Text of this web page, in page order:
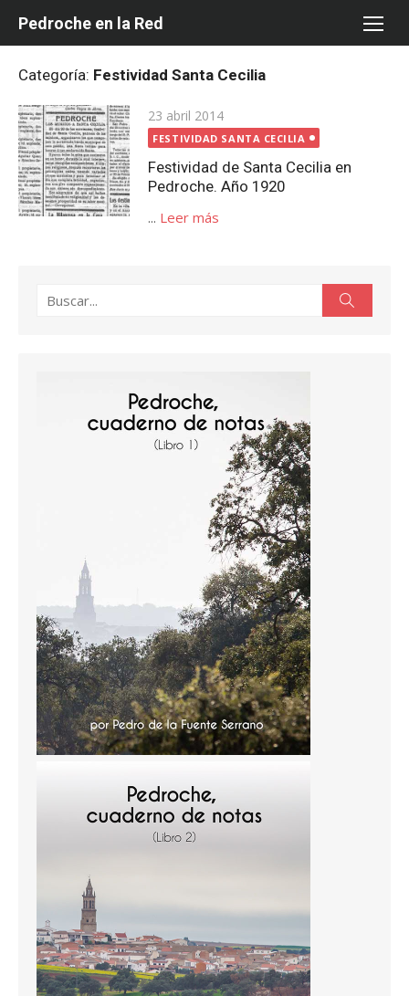
Pedroche en la Red
Categoría: Festividad Santa Cecilia
Publicada
el
23 abril 2014
FESTIVIDAD SANTA CECILIA
Festividad de Santa Cecilia en
Pedroche. Año 1920
... Leer más
Buscar: